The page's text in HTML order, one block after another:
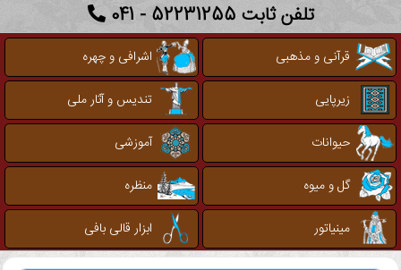
تلفن ثابت 52231255 - 041
قرآنی و مذهبی
اشرافی و چهره
زیرپایی
تندیس و آثار ملی
حیوانات
آموزشی
گل و میوه
منظره
مینیاتور
ابزار قالی بافی